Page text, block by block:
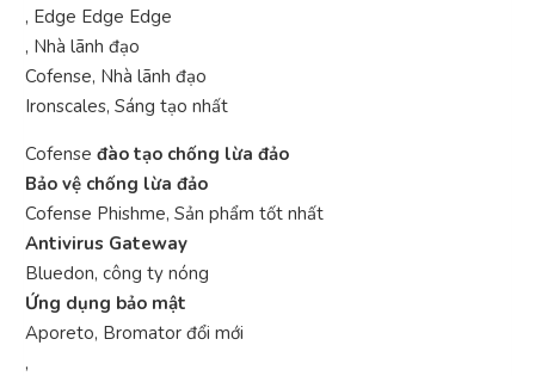
, Edge Edge Edge
, Nhà lãnh đạo
Cofense, Nhà lãnh đạo
Ironscales, Sáng tạo nhất
Cofense đào tạo chống lừa đảo
Bảo vệ chống lừa đảo
Cofense Phishme, Sản phẩm tốt nhất
Antivirus Gateway
Bluedon, công ty nóng
Ứng dụng bảo mật
Aporeto, Bromator đổi mới
,